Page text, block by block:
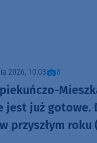
2026, 10:03 8
jest już gotowe.
przyszłym roku